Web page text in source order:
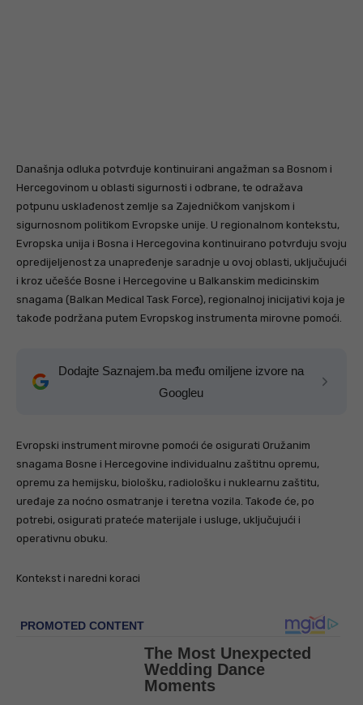
Današnja odluka potvrđuje kontinuirani angažman sa Bosnom i
Hercegovinom u oblasti sigurnosti i odbrane, te odražava
potpunu usklađenost zemlje sa Zajedničkom vanjskom i
sigurnosnom politikom Evropske unije. U regionalnom kontekstu,
Evropska unija i Bosna i Hercegovina kontinuirano potvrđuju svoju
opredijeljenost za unapređenje saradnje u ovoj oblasti, uključujući
i kroz učešće Bosne i Hercegovine u Balkanskim medicinskim
snagama (Balkan Medical Task Force), regionalnoj inicijativi koja je
takođe podržana putem Evropskog instrumenta mirovne pomoći.
Dodajte Saznajem.ba među omiljene izvore na
Googleu
Evropski instrument mirovne pomoći će osigurati Oružanim
snagama Bosne i Hercegovine individualnu zaštitnu opremu,
opremu za hemijsku, biološku, radiološku i nuklearnu zaštitu,
uređaje za noćno osmatranje i teretna vozila. Takođe će, po
potrebi, osigurati prateće materijale i usluge, uključujući i
operativnu obuku.
Kontekst i naredni koraci